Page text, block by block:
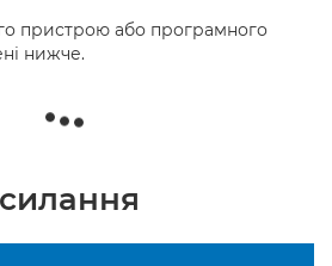
пристрою або програмного
нижче.